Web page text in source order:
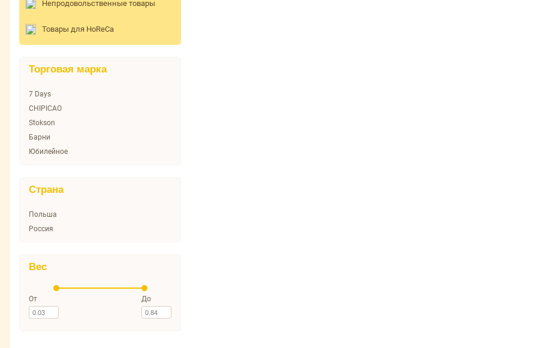
Непродовольственные товары
Товары для HoReCa
Торговая марка
7 Days
CHIPICAO
Stokson
Барни
Юбилейное
Страна
Польша
Россия
Вес
От До